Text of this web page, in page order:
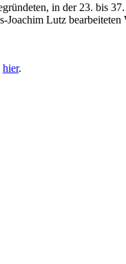
in der 23. bis
Joachim Lutz bearbeiteten
hier.